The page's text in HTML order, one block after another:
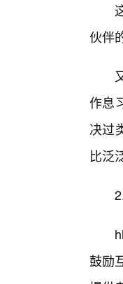
伙伴
作息
决过
比泛
鼓励